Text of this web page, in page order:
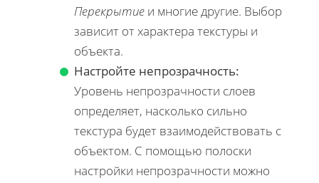
Перекрытие и многие другие. Выбор
зависит от характера текстуры и
объекта.
Настройте непрозрачность:
Уровень непрозрачности слоев
определяет, насколько сильно
текстура будет взаимодействовать с
объектом. С помощью полоски
настройки непрозрачности можно